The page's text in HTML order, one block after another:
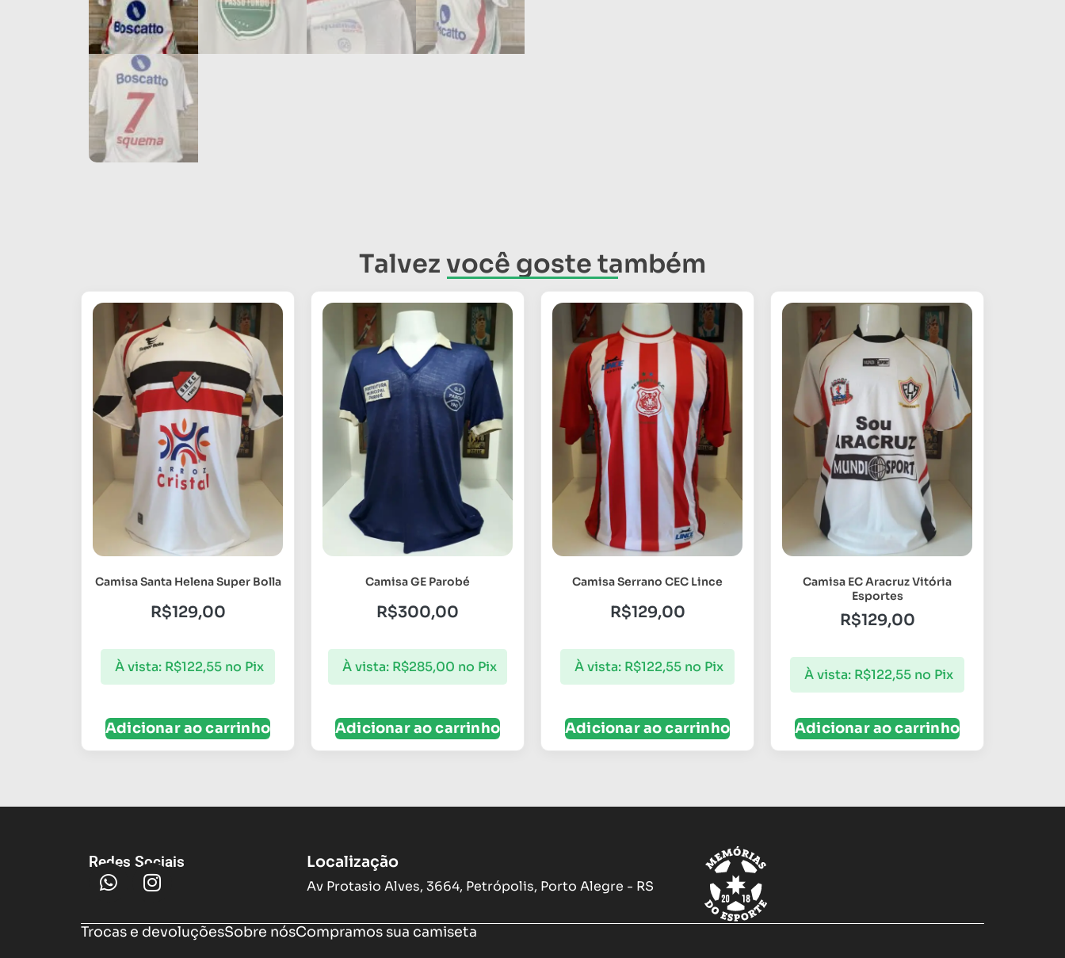
Talvez você goste também
Camisa Santa Helena Super Bolla
R$129,00
À vista: R$122,55 no Pix
Adicionar ao carrinho
Camisa GE Parobé
R$300,00
À vista: R$285,00 no Pix
Adicionar ao carrinho
Camisa Serrano CEC Lince
R$129,00
À vista: R$122,55 no Pix
Adicionar ao carrinho
Camisa EC Aracruz Vitória
Esportes
R$129,00
À vista: R$122,55 no Pix
Adicionar ao carrinho
Redes Sociais Localização
Av Protasio Alves, 3664, Petrópolis, Porto Alegre - RS
Trocas e devoluçõesSobre nósCompramos sua camiseta